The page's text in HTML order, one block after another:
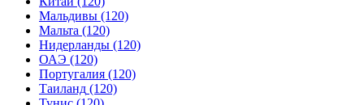
Мальдивы (120)
Мальта (120)
Нидерланды (120)
ОАЭ (120)
Португалия (120)
Таиланд (120)